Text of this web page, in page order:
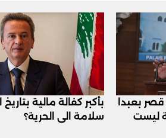
بعبدا
ليست
بأكبر كفالة مالية
سلامة الى الحرية؟